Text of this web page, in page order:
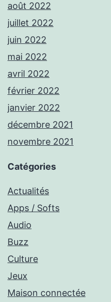
août 2022
juillet 2022
juin 2022
mai 2022
avril 2022
février 2022
janvier 2022
décembre 2021
novembre 2021
Catégories
Actualités
Apps / Softs
Audio
Buzz
Culture
Jeux
Maison connectée